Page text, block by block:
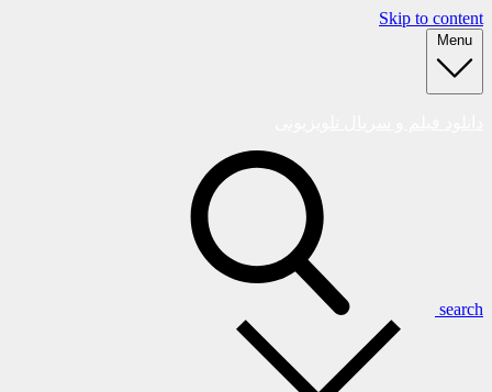
Skip to content
Menu
search